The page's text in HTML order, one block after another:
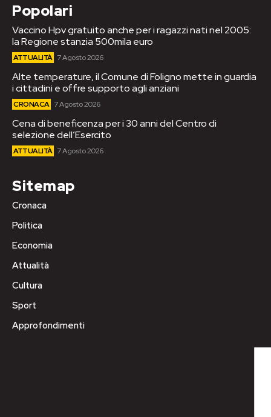
Popolari
Vaccino Hpv gratuito anche per i ragazzi nati nel 2005:
la Regione stanzia 500mila euro
ATTUALITÀ 7 Agosto 2026
Alte temperature, il Comune di Foligno mette in guardia
i cittadini e offre supporto agli anziani
CRONACA 7 Agosto 2026
Cena di beneficenza per i 30 anni del Centro di
selezione dell’Esercito
ATTUALITÀ 7 Agosto 2026
Sitemap
Cronaca
Politica
Economia
Attualità
Cultura
Sport
Approfondimenti